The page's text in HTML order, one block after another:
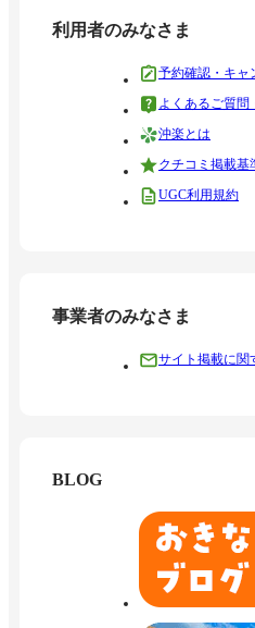
利用者のみなさま
予約確認・キャ
よくあるご質問
沖楽とは
クチコミ掲載基
UGC利用規約
事業者のみなさま
サイト掲載に関
BLOG